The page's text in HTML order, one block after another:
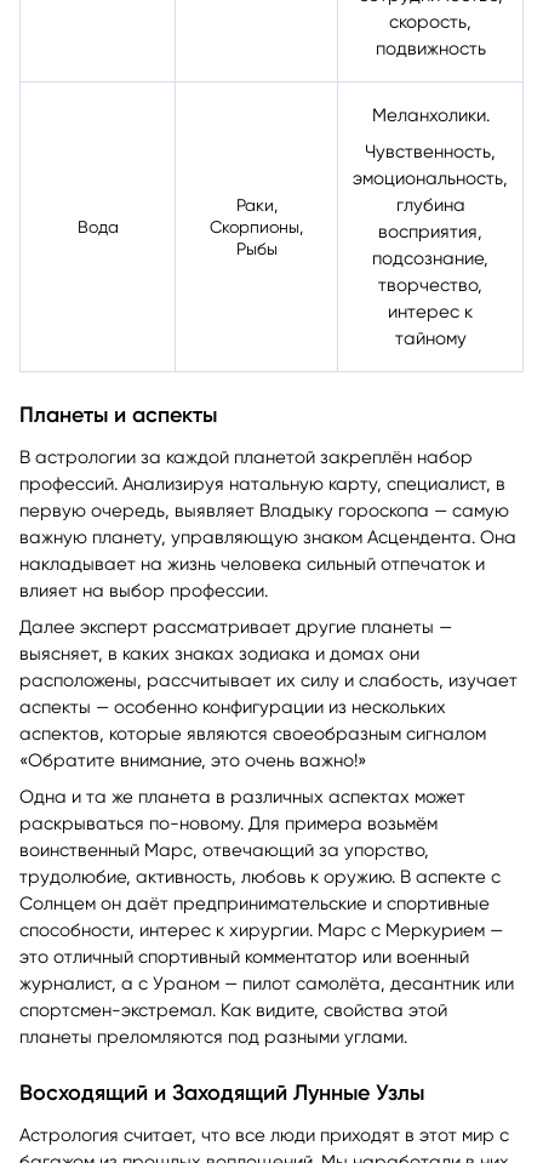
сотрудничество,
скорость,
Раки,
Скорпионы,
Чувственность,
эмоциональность,
глубина
восприятия,
подсознание,
творчество,
интерес к
В астрологии за каждой планетой закреплён набор
профессий. Анализируя натальную карту, специалист, в
первую очередь, выявляет Владыку гороскопа — самую
важную планету, управляющую знаком Асцендента. Она
накладывает на жизнь человека сильный отпечаток и
Далее эксперт рассматривает другие планеты —
выясняет, в каких знаках зодиака и домах они
расположены, рассчитывает их силу и слабость, изучает
аспекты — особенно конфигурации из нескольких
аспектов, которые являются своеобразным сигналом
Одна и та же планета в различных аспектах может
раскрываться по-новому. Для примера возьмём
воинственный Марс, отвечающий за упорство,
трудолюбие, активность, любовь к оружию. В аспекте с
Солнцем он даёт предпринимательские и спортивные
способности, интерес к хирургии. Марс с Меркурием —
это отличный спортивный комментатор или военный
журналист, а с Ураном — пилот самолёта, десантник или
спортсмен-экстремал. Как видите, свойства этой
Восходящий и Заходящий Лунные Узлы
Астрология считает, что все люди приходят в этот мир с